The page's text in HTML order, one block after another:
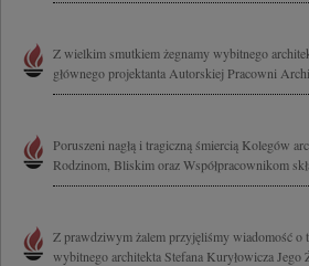
Z wielkim smutkiem żegnamy wybitnego
głównego projektanta Autorskiej Pracowni
Poruszeni nagłą i tragiczną śmiercią Kolegów
Rodzinom, Bliskim oraz Współpracownikom
Z prawdziwym żalem przyjęliśmy wiadomość o
wybitnego architekta Stefana Kuryłowicza